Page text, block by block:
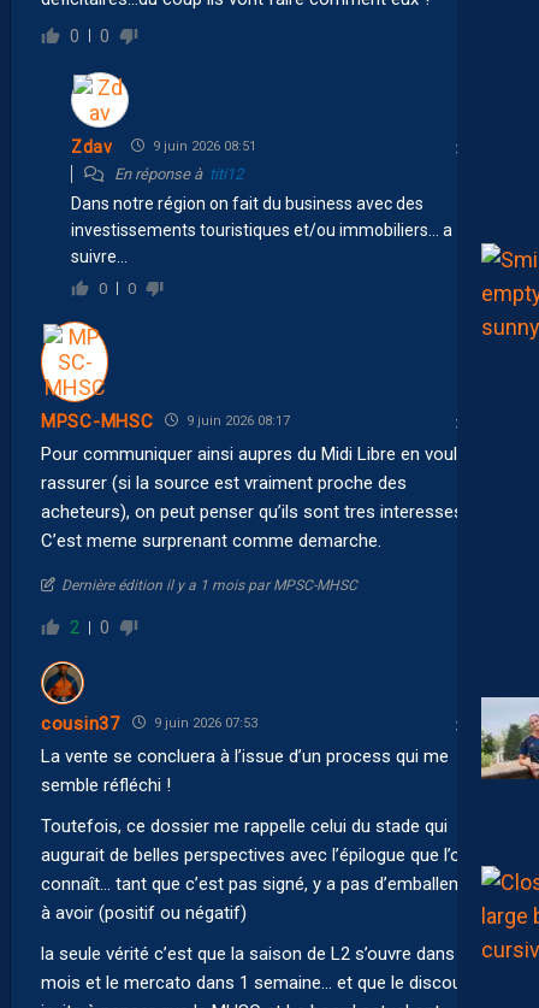
0 0
Zdav 9 juin 2026 08:51
En réponse à titi12
Dans notre région on fait du business avec des
investissements touristiques et/ou immobiliers… a
suivre…
0 0
MPSC-MHSC 9 juin 2026 08:17
Pour communiquer ainsi aupres du Midi Libre en voulant
rassurer (si la source est vraiment proche des
acheteurs), on peut penser qu’ils sont tres interesses.
C’est meme surprenant comme demarche.
Dernière édition il y a 1 mois par MPSC-MHSC
2 0
cousin37 9 juin 2026 07:53
La vente se concluera à l’issue d’un process qui me
semble réfléchi !
Toutefois, ce dossier me rappelle celui du stade qui
augurait de belles perspectives avec l’épilogue que l’on
connaît… tant que c’est pas signé, y a pas d’emballement
à avoir (positif ou négatif)
la seule vérité c’est que la saison de L2 s’ouvre dans 2
mois et le mercato dans 1 semaine… et que le discours